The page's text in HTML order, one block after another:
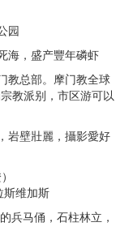
园
海，盛产豐年磷虾
教总部。摩门教全球
教派别，市区游可以
岩壁壯麗，攝影愛好
斯维加斯
兵马俑，石柱林立，